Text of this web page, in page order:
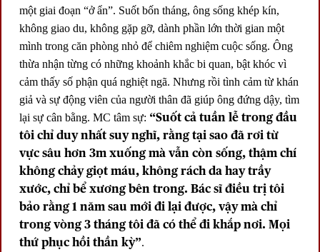
một giai đoạn “ở ẩn”. Suốt bốn tháng, ông sống khép kín,
không giao du, không gặp gỡ, dành phần lớn thời gian một
mình trong căn phòng nhỏ để chiêm nghiệm cuộc sống. Ông
thừa nhận từng có những khoảnh khắc bi quan, bật khóc vì
cảm thấy số phận quá nghiệt ngã. Nhưng rồi tình cảm từ khán
giả và sự động viên của người thân đã giúp ông đứng dậy, tìm
lại sự cân bằng. MC tâm sự: “Suốt cả tuần lễ trong đầu
tôi chỉ duy nhất suy nghĩ, rằng tại sao đã rơi từ
vực sâu hơn 3m xuống mà vẫn còn sống, thậm chí
không chảy giọt máu, không rách da hay trầy
xước, chỉ bể xương bên trong. Bác sĩ điều trị tôi
bảo rằng 1 năm sau mới đi lại được, vậy mà chỉ
trong vòng 3 tháng tôi đã có thể đi khắp nơi. Mọi
thứ phục hồi thần kỳ”.